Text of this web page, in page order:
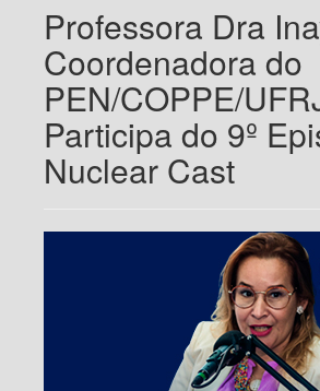
Professora Dra
Coordenadora do
PEN/COPPE/
Participa do 9º
Nuclear Cast